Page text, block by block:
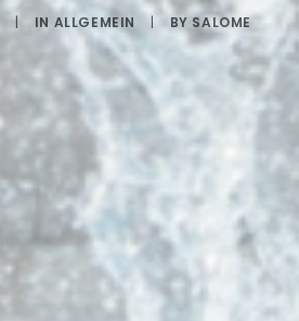
| IN ALLGEMEIN | BY SALOME